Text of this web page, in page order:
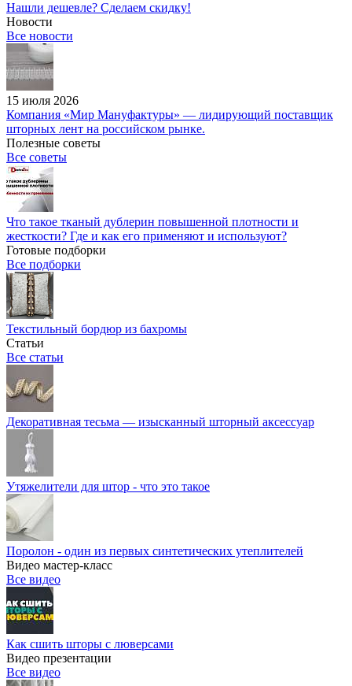
Нашли дешевле? Сделаем скидку!
Новости
Все новости
15 июля 2026
Компания «Мир Мануфактуры» — лидирующий поставщик
шторных лент на российском рынке.
Полезные советы
Все советы
Что такое тканый дублерин повышенной плотности и
жесткости? Где и как его применяют и используют?
Готовые подборки
Все подборки
Текстильный бордюр из бахромы
Статьи
Все статьи
Декоративная тесьма — изысканный шторный аксессуар
Утяжелители для штор - что это такое
Поролон - один из первых синтетических утеплителей
Видео мастер-класс
Все видео
Как сшить шторы с люверсами
Видео презентации
Все видео